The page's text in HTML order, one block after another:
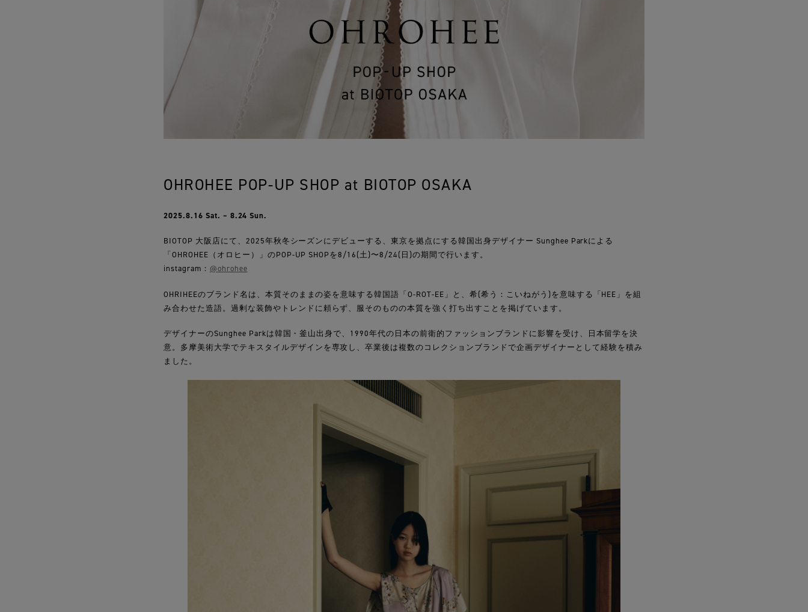
OHROHEE POP-UP SHOP at BIOTOP OSAKA
2025.8.16 Sat. – 8.24 Sun.
BIOTOP 大阪店にて、2025年秋冬シーズンにデビューする、東京を拠点にする韓国出身デザイナー Sunghee Parkによる
「OHROHEE（オロヒー）」のPOP-UP SHOPを8/16(土)〜8/24(日)の期間で行います。
instagram： @ohrohee
OHRIHEEのブランド名は、本質そのままの姿を意味する韓国語「O-ROT-EE」と、希(希う：こいねがう)を意味する「HEE」を組
み合わせた造語。過剰な装飾やトレンドに頼らず、服そのものの本質を強く打ち出すことを掲げています。
デザイナーのSunghee Parkは韓国・釜山出身で、1990年代の日本の前衛的ファッションブランドに影響を受け、日本留学を決
意。多摩美術大学でテキスタイルデザインを専攻し、卒業後は複数のコレクションブランドで企画デザイナーとして経験を積み
ました。